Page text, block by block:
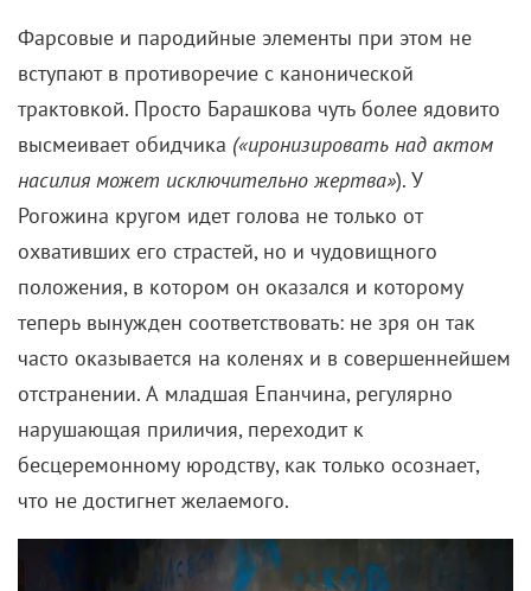
Фарсовые и пародийные элементы при этом не
вступают в противоречие с канонической
трактовкой. Просто Барашкова чуть более ядовито
высмеивает обидчика («иронизировать над актом
насилия может исключительно жертва»). У
Рогожина кругом идет голова не только от
охвативших его страстей, но и чудовищного
положения, в котором он оказался и которому
теперь вынужден соответствовать: не зря он так
часто оказывается на коленях и в совершеннейшем
отстранении. А младшая Епанчина, регулярно
нарушающая приличия, переходит к
бесцеремонному юродству, как только осознает,
что не достигнет желаемого.